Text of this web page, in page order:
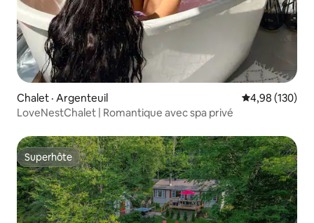
Chalet · Argenteuil Note
4,98 (130)
LoveNestChalet | Romantique avec spa privé
Superhôte
Superhôte